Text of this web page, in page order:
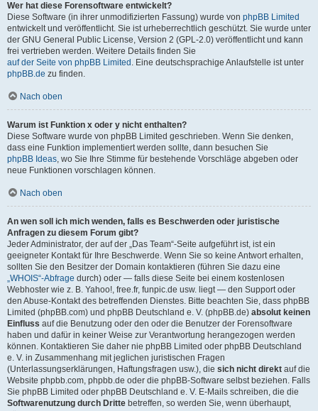
Wer hat diese Forensoftware entwickelt?
Diese Software (in ihrer unmodifizierten Fassung) wurde von phpBB Limited
entwickelt und veröffentlicht. Sie ist urheberrechtlich geschützt. Sie wurde unter
der GNU General Public License, Version 2 (GPL-2.0) veröffentlicht und kann
frei vertrieben werden. Weitere Details finden Sie
auf der Seite von phpBB Limited . Eine deutschsprachige Anlaufstelle ist unter
phpBB.de zu finden.
Nach oben
Warum ist Funktion x oder y nicht enthalten?
Diese Software wurde von phpBB Limited geschrieben. Wenn Sie denken,
dass eine Funktion implementiert werden sollte, dann besuchen Sie
phpBB Ideas, wo Sie Ihre Stimme für bestehende Vorschläge abgeben oder
neue Funktionen vorschlagen können.
Nach oben
An wen soll ich mich wenden, falls es Beschwerden oder juristische
Anfragen zu diesem Forum gibt?
Jeder Administrator, der auf der „Das Team“-Seite aufgeführt ist, ist ein
geeigneter Kontakt für Ihre Beschwerde. Wenn Sie so keine Antwort erhalten,
sollten Sie den Besitzer der Domain kontaktieren (führen Sie dazu eine
„WHOIS“-Abfrage durch) oder — falls diese Seite bei einem kostenlosen
Webhoster wie z. B. Yahoo!, free.fr, funpic.de usw. liegt — den Support oder
den Abuse-Kontakt des betreffenden Dienstes. Bitte beachten Sie, dass phpBB
Limited (phpBB.com) und phpBB Deutschland e. V. (phpBB.de) absolut keinen
Einfluss auf die Benutzung oder den oder die Benutzer der Forensoftware
haben und dafür in keiner Weise zur Verantwortung herangezogen werden
können. Kontaktieren Sie daher nie phpBB Limited oder phpBB Deutschland
e. V. in Zusammenhang mit jeglichen juristischen Fragen
(Unterlassungserklärungen, Haftungsfragen usw.), die sich nicht direkt auf die
Website phpbb.com, phpbb.de oder die phpBB-Software selbst beziehen. Falls
Sie phpBB Limited oder phpBB Deutschland e. V. E-Mails schreiben, die die
Softwarenutzung durch Dritte betreffen, so werden Sie, wenn überhaupt,